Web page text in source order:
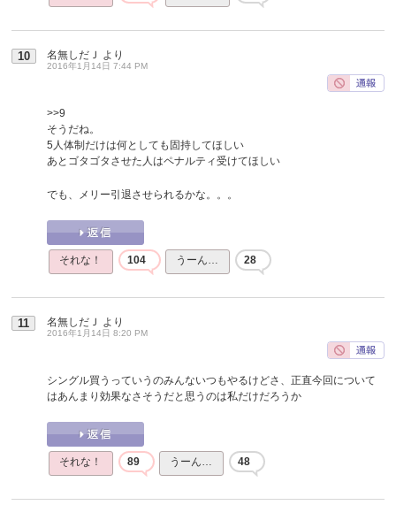
10 名無しだＪ より
2016年1月14日 7:44 PM
>>9
そうだね。
5人体制だけは何としても固持してほしい
あとゴタゴタさせた人はペナルティ受けてほしい
でも、メリー引退させられるかな。。。
それな！ 104 うーん… 28
11 名無しだＪ より
2016年1月14日 8:20 PM
シングル買うっていうのみんないつもやるけどさ、正直今回について
はあんまり効果なさそうだと思うのは私だけだろうか
それな！ 89 うーん… 48